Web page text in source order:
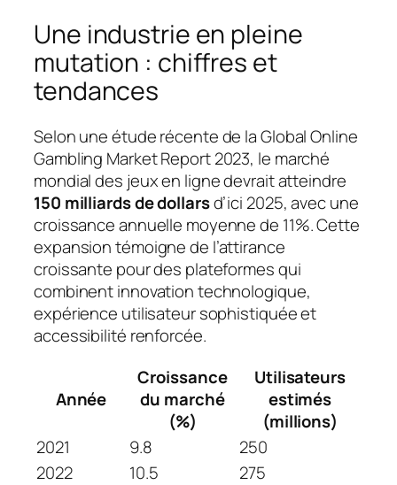
Une industrie en pleine
mutation : chiffres et
tendances
Selon une étude récente de la Global Online
Gambling Market Report 2023, le marché
mondial des jeux en ligne devrait atteindre
150 milliards de dollarsd’ici 2025, avec une
croissance annuelle moyenne de 11%. Cette
expansion témoigne de l’attirance
croissante pour des plateformes qui
combinent innovation technologique,
expérience utilisateur sophistiquée et
accessibilité renforcée.
Année
Croissance
du marché
(%)
Utilisateurs
estimés
(millions)
2021
9.8
250
2022
10.5
275